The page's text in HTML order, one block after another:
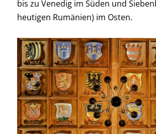
bis zu Venedig im Süden und
heutigen Rumänien) im Osten.